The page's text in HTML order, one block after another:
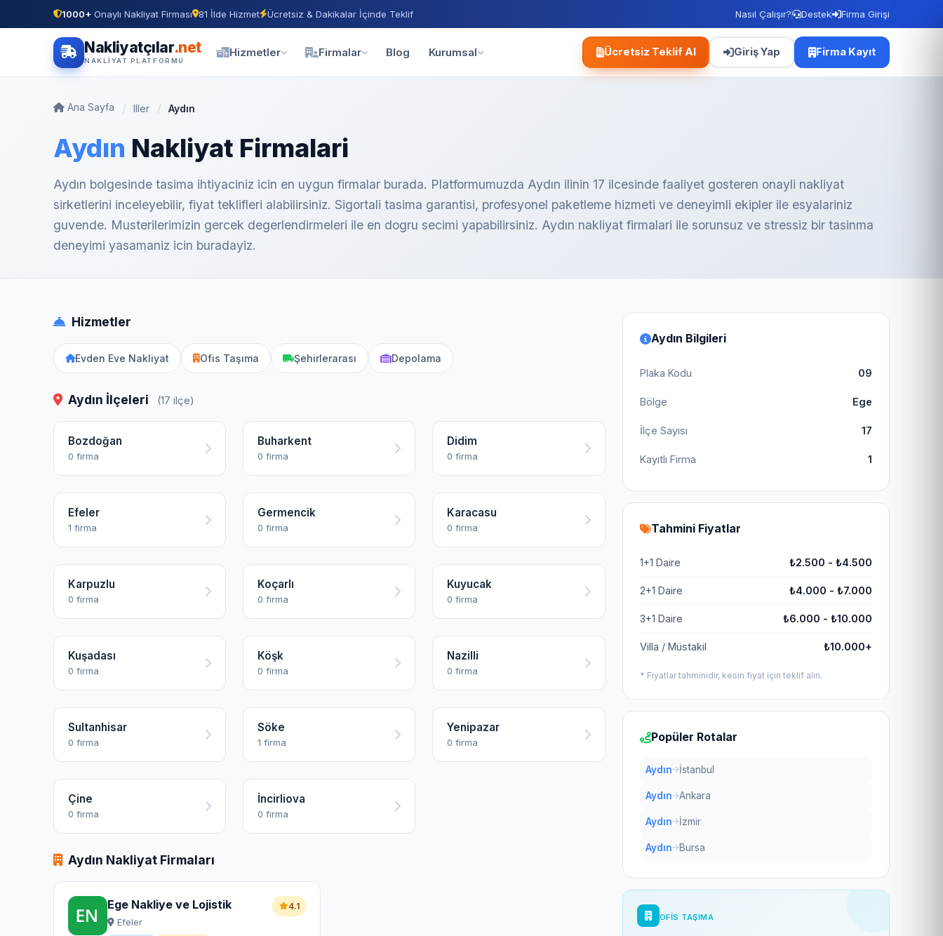
1000+ Onaylı Nakliyat Firması 81 İlde Hizmet Ücretsiz & Dakikalar İçinde Teklif Nasıl Çalışır? Destek Firma Girişi
Nakliyatçılar.net
NAKLIYAT PLATFORMU
Hizmetler Firmalar Blog Kurumsal Ücretsiz Teklif Al Giriş Yap Firma Kayıt
Ana Sayfa Iller Aydın
Aydın Nakliyat Firmalari
Aydın bolgesinde tasima ihtiyaciniz icin en uygun firmalar burada. Platformumuzda Aydın ilinin 17 ilcesinde faaliyet gosteren onayli nakliyat
sirketlerini inceleyebilir, fiyat teklifleri alabilirsiniz. Sigortali tasima garantisi, profesyonel paketleme hizmeti ve deneyimli ekipler ile esyalariniz
guvende. Musterilerimizin gercek degerlendirmeleri ile en dogru secimi yapabilirsiniz. Aydın nakliyat firmalari ile sorunsuz ve stressiz bir tasinma
deneyimi yasamaniz icin buradayiz.
Hizmetler
Evden Eve Nakliyat Ofis Taşıma Şehirlerarası Depolama
Aydın İlçeleri (17 ilçe)
Bozdoğan
0 firma
Buharkent
0 firma
Didim
0 firma
Efeler
1 firma
Germencik
0 firma
Karacasu
0 firma
Karpuzlu
0 firma
Koçarlı
0 firma
Kuyucak
0 firma
Kuşadası
0 firma
Köşk
0 firma
Nazilli
0 firma
Sultanhisar
0 firma
Söke
1 firma
Yenipazar
0 firma
Çine
0 firma
İncirliova
0 firma
Aydın Nakliyat Firmaları
Ege Nakliye ve Lojistik
Efeler
4.1
Aydın Bilgileri
Plaka Kodu 09
Bölge Ege
İlçe Sayısı 17
Kayıtlı Firma 1
Tahmini Fiyatlar
1+1 Daire ₺2.500 - ₺4.500
2+1 Daire ₺4.000 - ₺7.000
3+1 Daire ₺6.000 - ₺10.000
Villa / Müstakil ₺10.000+
* Fiyatlar tahminidir, kesin fiyat için teklif alın.
Popüler Rotalar
Aydın İstanbul
Aydın Ankara
Aydın İzmir
Aydın Bursa
OFIS TAŞIMA